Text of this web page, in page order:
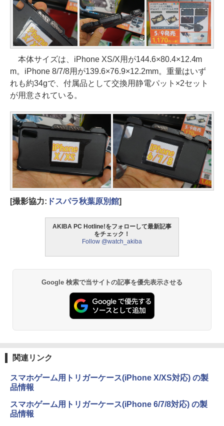
本体サイズは、iPhone XS/X用が144.6×80.4×12.4m
m。iPhone 8/7/8用が139.6×76.9×12.2mm。重量はいず
れも約34gで、付属品として交換用静電パット×2セット
が用意されている。
[撮影協力: ドスパラ秋葉原別館]
AKIBA PC Hotline!をフォローして最新記事
をチェック！
Follow @watch_akiba
Google 検索で当サイトの記事を優先表示させる
関連リンク
スマホゲーム用トリガーケース(iPhone X/XS対応) の製
品情報
スマホゲーム用トリガーケース(iPhone 6/7/8対応) の製
品情報